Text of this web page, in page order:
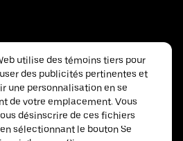
utilise des témoins tiers pour
des publicités pertinentes et
une personnalisation en se
de votre emplacement. Vous
désinscrire de ces fichiers
sélectionnant le bouton Se